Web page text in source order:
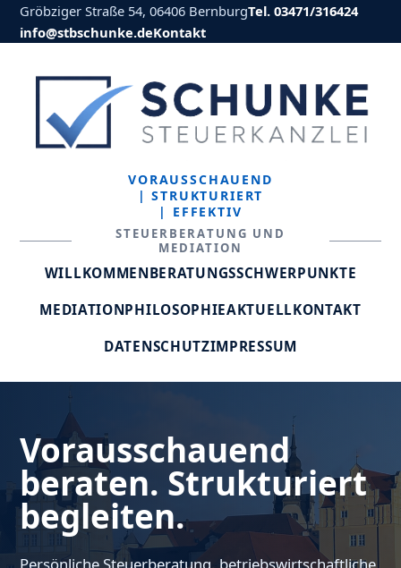
Gröbziger Straße 54, 06406 BernburgTel. 03471/316424
info@stbschunke.deKontakt
VORAUSSCHAUEND
| STRUKTURIERT
| EFFEKTIV
STEUERBERATUNG UND
MEDIATION
WILLKOMMENBERATUNGSSCHWERPUNKTE
MEDIATIONPHILOSOPHIEAKTUELLKONTAKT
DATENSCHUTZIMPRESSUM
Vorausschauend
beraten. Strukturiert
begleiten.